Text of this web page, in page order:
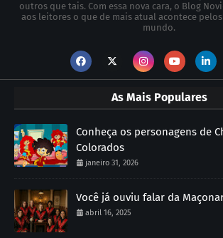
outros que tais. Com essa nova cara, o Blog
aos leitores o que de mais atual acontece
mundo.
As Mais Populares
Conheça os personagens de
Colorados
janeiro 31, 2026
Você já ouviu falar da
abril 16, 2025